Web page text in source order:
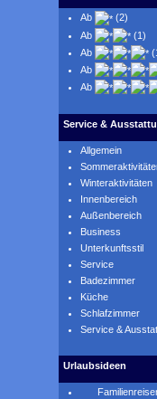
Ab
(2)
Ab
(1)
Ab
Ab
Ab
Service &
Allgemein
Winteraktivitäten
Innenbereich
Außenbereich
Business
Unterkunftsstil
Service
Badezimmer
Küche
Schlafzimmer
Service &
Urlaubsideen